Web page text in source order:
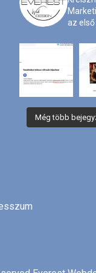
az
Még több